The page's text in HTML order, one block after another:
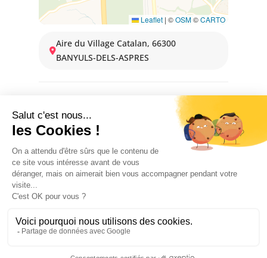
Leaflet | ©OSM©CARTO
Aire du Village Catalan, 66300
BANYULS-DELS-ASPRES
1 janvier 2026 → 31 décembre 2026
ÉQUIPEMENTS